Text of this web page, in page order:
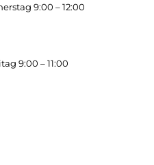
9:00 – 12:00
9:00 – 11:00